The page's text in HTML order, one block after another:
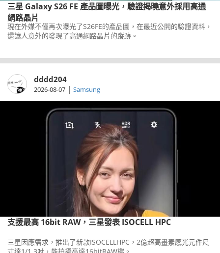
三星 Galaxy S26 FE 產品圖曝光，驗證揭曉意外採用高通
網路晶片
現在外媒不僅再次曝光了S26FE的產品圖，在最近公開的驗證資料，
還讓人意外的發現了高通網路晶片的蹤跡。
dddd204
2026-08-07 | Samsung
支援最高 16bit RAW，三星發表 ISOCELL HPC
三星因應需求，推出了新款ISOCELLHPC，2億超高畫素感光元件尺
寸達1/1.3吋，能拍攝高達16bitRAW檔。